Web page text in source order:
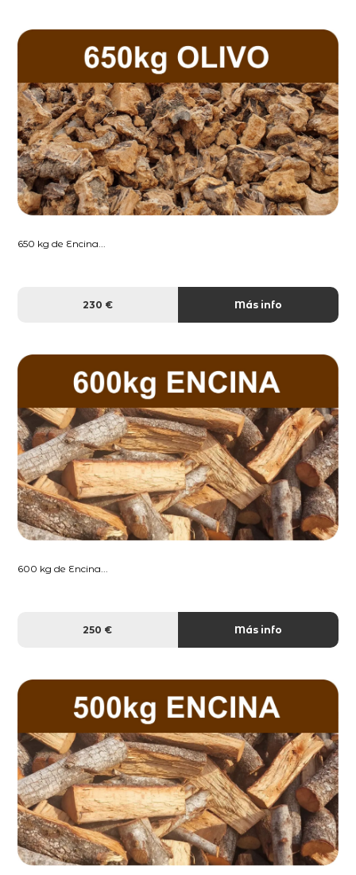
650 kg de Encina...
230 € Más info
600 kg de Encina...
250 € Más info